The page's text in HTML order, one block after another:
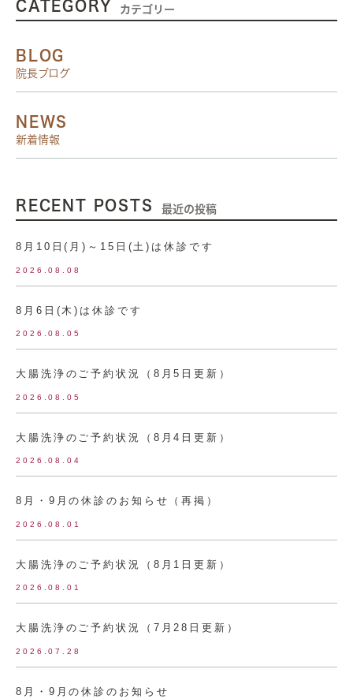
CATEGORY カテゴリー
BLOG
院長ブログ
NEWS
新着情報
RECENT POSTS 最近の投稿
8月10日(月)～15日(土)は休診です
2026.08.08
8月6日(木)は休診です
2026.08.05
大腸洗浄のご予約状況（8月5日更新）
2026.08.05
大腸洗浄のご予約状況（8月4日更新）
2026.08.04
8月・9月の休診のお知らせ（再掲）
2026.08.01
大腸洗浄のご予約状況（8月1日更新）
2026.08.01
大腸洗浄のご予約状況（7月28日更新）
2026.07.28
8月・9月の休診のお知らせ